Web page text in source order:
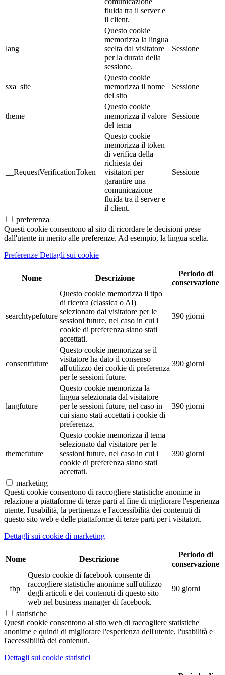
fluida tra il server e
il client.
lang
Questo cookie
memorizza la lingua
scelta dal visitatore
per la durata della
sessione.
Sessione
sxa_site
Questo cookie
memorizza il nome
del sito
Sessione
theme
Questo cookie
memorizza il valore
del tema
Sessione
__RequestVerificationToken
Questo cookie
memorizza il token
di verifica della
richiesta dei
visitatori per
garantire una
comunicazione
fluida tra il server e
il client.
Sessione
preferenza
Questi cookie consentono al sito di ricordare le decisioni prese
dall'utente in merito alle preferenze. Ad esempio, la lingua scelta.
Preferenze Dettagli sui cookie
Nome Descrizione
Periodo di
conservazione
searchtypefuture
Questo cookie memorizza il tipo
di ricerca (classica o AI)
selezionato dal visitatore per le
sessioni future, nel caso in cui i
cookie di preferenza siano stati
accettati.
390 giorni
consentfuture
Questo cookie memorizza se il
visitatore ha dato il consenso
all'utilizzo dei cookie di preferenza
per le sessioni future.
390 giorni
langfuture
Questo cookie memorizza la
lingua selezionata dal visitatore
per le sessioni future, nel caso in
cui siano stati accettati i cookie di
preferenza.
390 giorni
themefuture
Questo cookie memorizza il tema
selezionato dal visitatore per le
sessioni future, nel caso in cui i
cookie di preferenza siano stati
accettati.
390 giorni
marketing
Questi cookie consentono di raccogliere statistiche anonime in
relazione a piattaforme di terze parti al fine di migliorare l'esperienza
utente, l'usabilità, la pertinenza e l'accessibilità dei contenuti di
questo sito web e delle piattaforme di terze parti per i visitatori.
Dettagli sui cookie di marketing
Nome Descrizione
Periodo di
conservazione
_fbp
Questo cookie di facebook consente di
raccogliere statistiche anonime sull'utilizzo
degli articoli e dei contenuti di questo sito
web nel business manager di facebook.
90 giorni
statistiche
Questi cookie consentono al sito web di raccogliere statistiche
anonime e quindi di migliorare l'esperienza dell'utente, l'usabilità e
l'accessibilità dei contenuti.
Dettagli sui cookie statistici